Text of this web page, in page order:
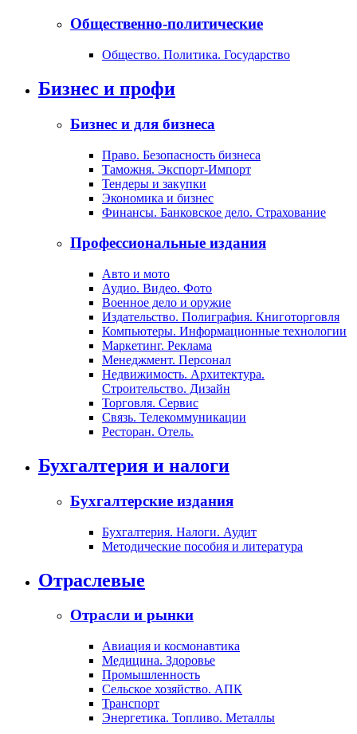
Общественно-политические
Общество. Политика. Государство
Бизнес и профи
Бизнес и для бизнеса
Право. Безопасность бизнеса
Таможня. Экспорт-Импорт
Тендеры и закупки
Экономика и бизнес
Финансы. Банковское дело. Страхование
Профессиональные издания
Авто и мото
Аудио. Видео. Фото
Военное дело и оружие
Издательство. Полиграфия. Книготорговля
Компьютеры. Информационные технологии
Маркетинг. Реклама
Менеджмент. Персонал
Недвижимость. Архитектура.
Строительство. Дизайн
Торговля. Сервис
Связь. Телекоммуникации
Ресторан. Отель.
Бухгалтерия и налоги
Бухгалтерские издания
Бухгалтерия. Налоги. Аудит
Методические пособия и литература
Отраслевые
Отрасли и рынки
Авиация и космонавтика
Медицина. Здоровье
Промышленность
Сельское хозяйство. АПК
Транспорт
Энергетика. Топливо. Металлы